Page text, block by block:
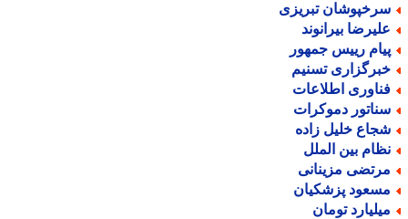
تبریزی
بیرانوند
رییس جمهور
تسنیم
اطلاعات
دموکرات
خلیل زاده
بین الملل
مزینانی
پزشکیان
تومان